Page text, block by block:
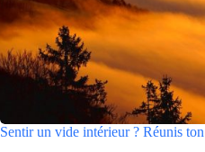
Sentir un vide intérieur ? Réunis